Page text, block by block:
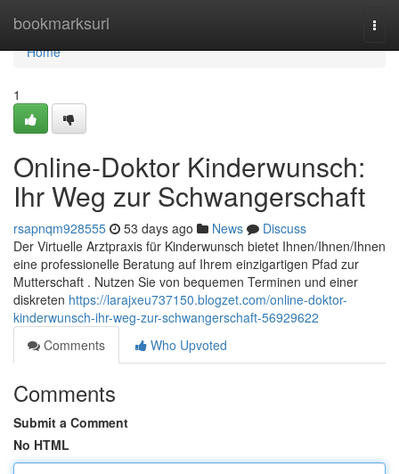
bookmarksurl
Home
Home
1
Online-Doktor Kinderwunsch:
Ihr Weg zur Schwangerschaft
rsapnqm928555 53 days ago News
Discuss
Der Virtuelle Arztpraxis für Kinderwunsch bietet Ihnen/Ihnen/Ihnen
eine professionelle Beratung auf Ihrem einzigartigen Pfad zur
Mutterschaft . Nutzen Sie von bequemen Terminen und einer
diskreten https://larajxeu737150.blogzet.com/online-doktor-
kinderwunsch-ihr-weg-zur-schwangerschaft-56929622
Comments
Who Upvoted
Comments
Submit a Comment
No HTML